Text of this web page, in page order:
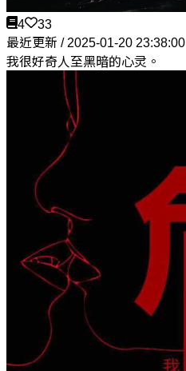
4
33
最近更新 / 2025-01-20 23:38:00
我很好奇人至黑暗的心灵。